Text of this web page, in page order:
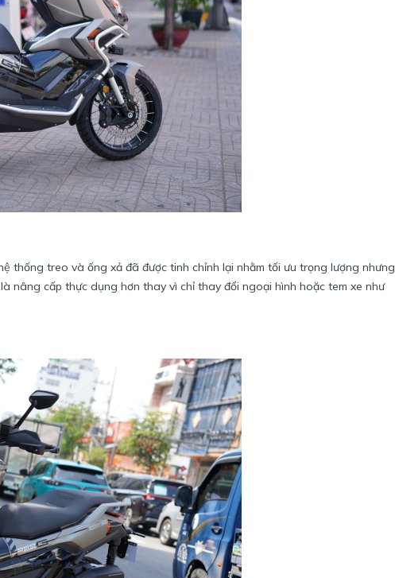
thống treo và ống xả đã được tinh chỉnh lại nhằm tối ưu trọng lượng nhưng
nâng cấp thực dụng hơn thay vì chỉ thay đổi ngoại hình hoặc tem xe như